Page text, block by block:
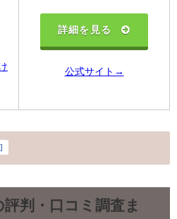
詳細を見る
公式サイト→
]
判・口コミ調査ま